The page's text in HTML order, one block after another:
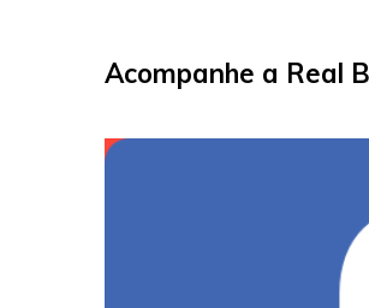
Acompanhe a Real